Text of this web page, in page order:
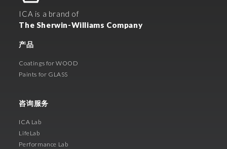
ICA is a brand of
The Sherwin-Williams Company
产品
Coatings for WOOD
Paints for GLASS
咨询服务
ICA Lab
LifeLab
Performance Lab